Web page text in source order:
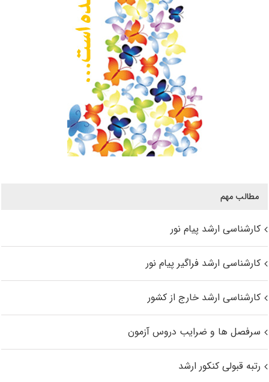
مطالب مهم
کارشناسی ارشد پیام نور
کارشناسی ارشد فراگیر پیام نور
کارشناسی ارشد خارج از کشور
سرفصل ها و ضرایب دروس آزمون
رتبه قبولی کنکور ارشد